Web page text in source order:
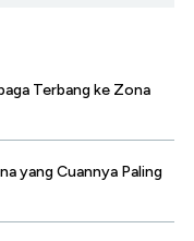
Terbang ke Zona
yang Cuannya Paling